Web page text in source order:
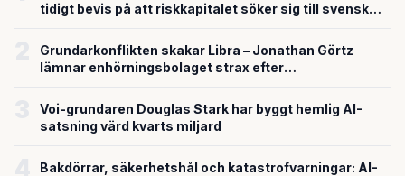
tidigt bevis på att riskkapitalet söker sig till svensk
Grundarkonflikten skakar Libra – Jonathan Görtz
lämnar enhörningsbolaget strax efter
Voi-grundaren Douglas Stark har byggt hemlig AI-
satsning värd kvarts miljard
Bakdörrar, säkerhetshål och katastrofvarningar: AI-